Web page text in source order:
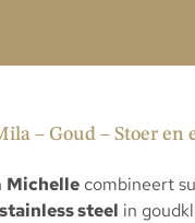
– Goud – Stoer en
Michelle combineert
steel in